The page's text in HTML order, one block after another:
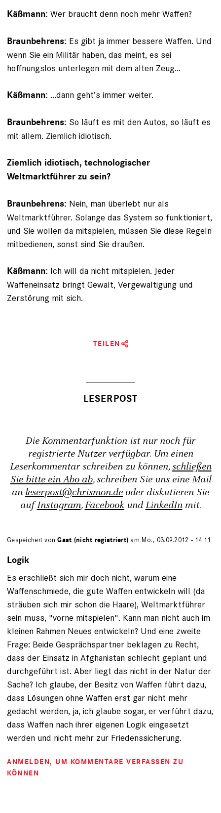
Käßmann: Wer braucht denn noch mehr Waffen?
Braunbehrens: Es gibt ja immer bessere Waffen. Und
wenn Sie ein Militär haben, das meint, es sei
hoffnungslos unterlegen mit dem alten Zeug...
Käßmann: ...dann geht’s immer weiter.
Braunbehrens: So läuft es mit den Autos, so läuft es
mit allem. Ziemlich idiotisch.
Ziemlich idiotisch, technologischer
Weltmarktführer zu sein?
Braunbehrens: Nein, man überlebt nur als
Weltmarktführer. So­lange das System so funktioniert,
und Sie wollen da mitspielen, müssen Sie diese Regeln
mitbedienen, sonst sind Sie draußen.
Käßmann: Ich will da nicht mitspielen. Jeder
Waffeneinsatz bringt Gewalt, Vergewaltigung und
Zerstörung mit sich.
TEILEN
Die Kommentarfunktion ist nur noch für
registrierte Nutzer verfügbar. Um einen
Leserkommentar schreiben zu können,schließen
Sie bitte ein Abo ab, schreiben Sie uns eine Mail
an leserpost@chrismon.de oder diskutieren Sie
aufInstagram,FacebookundLinkedInmit.
Gespeichert vonGast (nicht registriert) am Mo., 03.09.2012 - 14:11
Logik
Es erschließt sich mir doch nicht, warum eine
Waffenschmiede, die gute Waffen entwickeln will (da
sträuben sich mir schon die Haare), Weltmarktführer
sein muss, "vorne mitspielen". Kann man nicht auch im
kleinen Rahmen Neues entwickeln? Und eine zweite
Frage: Beide Gesprächspartner beklagen zu Recht,
dass der Einsatz in Afghanistan schlecht geplant und
durchgeführt ist. Aber liegt das nicht in der Natur der
Sache? Ich glaube, der Besitz von Waffen führt dazu,
dass Lösungen ohne Waffen erst gar nicht mehr
gedacht werden, ja, ich glaube sogar, er verführt dazu,
dass Waffen nach ihrer eigenen Logik eingesetzt
werden und nicht mehr zur Friedenssicherung.
ANMELDEN, UM KOMMENTARE VERFASSEN ZU
KÖNNEN